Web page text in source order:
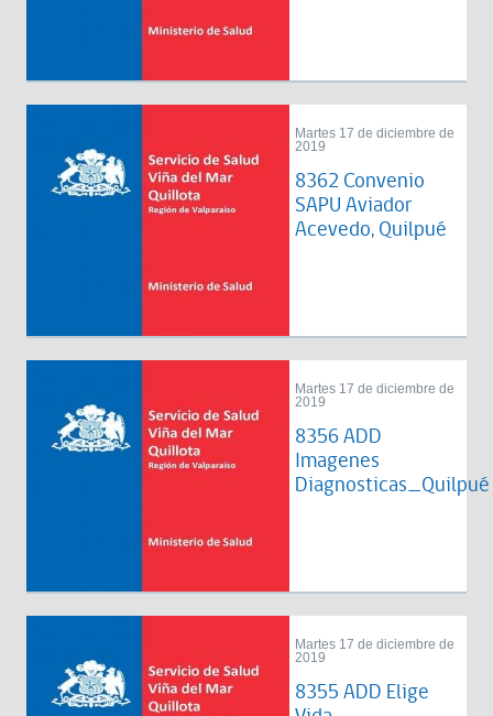
Martes 17 de diciembre de
2019
8362 Convenio
SAPU Aviador
Acevedo, Quilpué
Martes 17 de diciembre de
2019
8356 ADD
Imagenes
Diagnosticas_Quilpué
Martes 17 de diciembre de
2019
8355 ADD Elige